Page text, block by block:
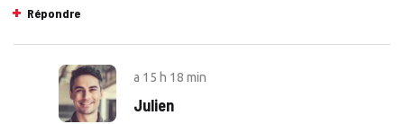
Répondre
a 15 h 18 min
Julien